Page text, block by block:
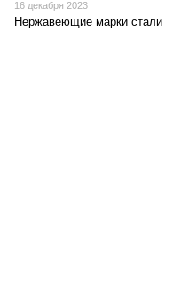
16 декабря 2023
Нержавеющие марки стали